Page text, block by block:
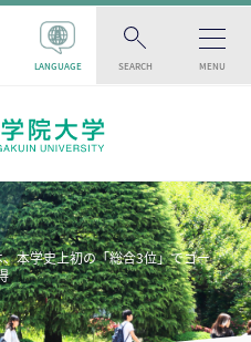
LANGUAGE SEARCH MENU
本学史上初の「総合3位」でゴー